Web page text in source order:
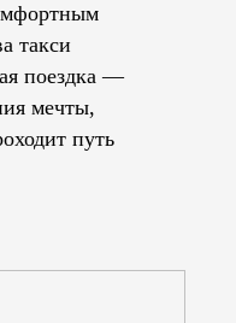
такси
поездка —
мечты,
путь